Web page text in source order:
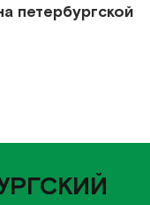
петербургской